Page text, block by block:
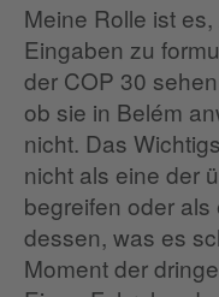
Meine Rolle ist
Eingaben zu
der COP 30
ob sie in Belém
nicht. Das
nicht als eine der
begreifen oder
dessen, was es
Moment der